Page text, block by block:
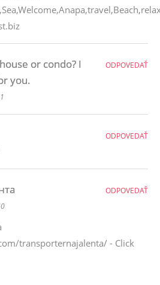
or condo? I
you.
ODPOVEDAŤ
ODPOVEDAŤ
transporternajalenta/ - Click
ODPOVEDAŤ